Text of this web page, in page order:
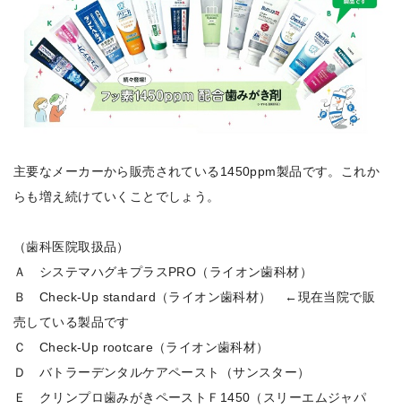
主要なメーカーから販売されている1450ppm製品です。これか
らも増え続けていくことでしょう。
（歯科医院取扱品）
Ａ システマハグキプラスPRO（ライオン歯科材）
Ｂ Check-Up standard（ライオン歯科材） ←現在当院で販
売している製品です
Ｃ Check-Up rootcare（ライオン歯科材）
Ｄ バトラーデンタルケアペースト（サンスター）
Ｅ クリンプロ歯みがきペーストＦ1450（スリーエムジャパ